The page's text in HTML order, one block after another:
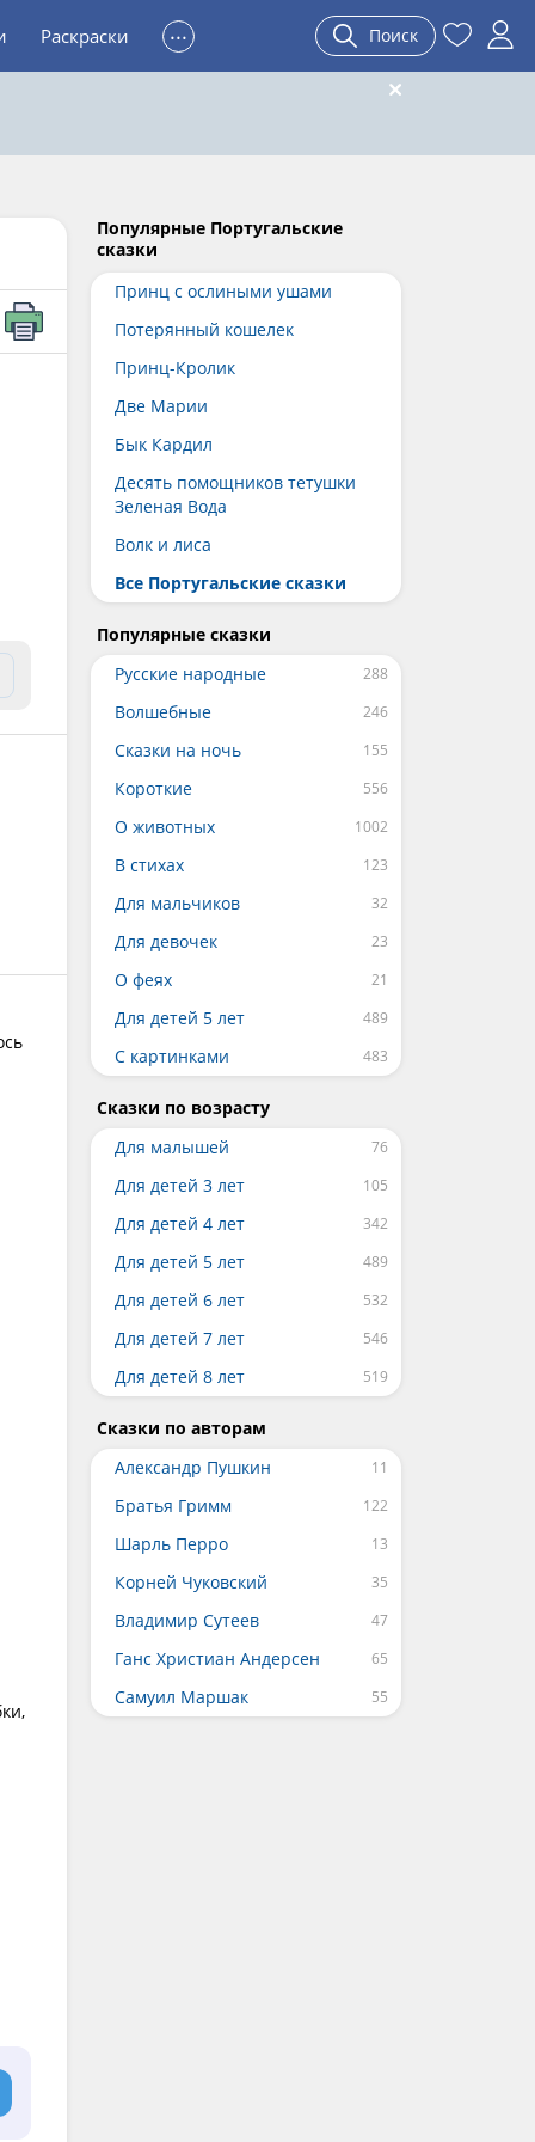
Раскраски ... Поиск
Популярные Португальские
сказки
Принц с ослиными ушами
Потерянный кошелек
Принц-Кролик
Две Марии
Бык Кардил
Десять помощников тетушки
Зеленая Вода
Волк и лиса
Все Португальские сказки
Популярные сказки
Русские народные
Волшебные
Сказки на ночь
Короткие
О животных
В стихах
Для мальчиков
Для девочек
О феях
Для детей 5 лет
С картинками
Сказки по возрасту
Для малышей
Для детей 3 лет
Для детей 4 лет
Для детей 5 лет
Для детей 6 лет
Для детей 7 лет
Для детей 8 лет
Сказки по авторам
Александр Пушкин
Братья Гримм
Шарль Перро
Корней Чуковский
Владимир Сутеев
Ганс Христиан Андерсен
Самуил Маршак